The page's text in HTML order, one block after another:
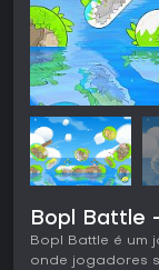
Bopl Battle
Bopl Battle é um
onde jogadores